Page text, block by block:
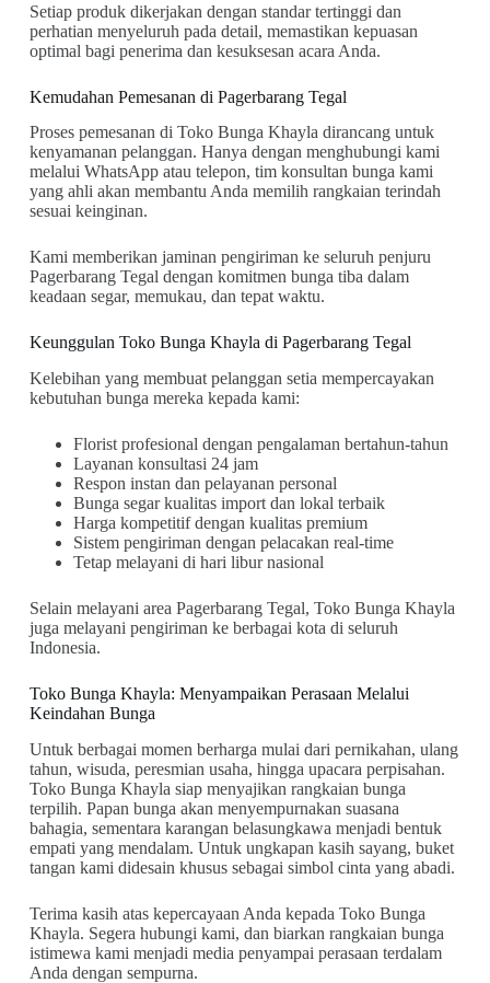
Setiap produk dikerjakan dengan standar tertinggi dan
perhatian menyeluruh pada detail, memastikan kepuasan
optimal bagi penerima dan kesuksesan acara Anda.
Kemudahan Pemesanan di Pagerbarang Tegal
Proses pemesanan di Toko Bunga Khayla dirancang untuk
kenyamanan pelanggan. Hanya dengan menghubungi kami
melalui WhatsApp atau telepon, tim konsultan bunga kami
yang ahli akan membantu Anda memilih rangkaian terindah
sesuai keinginan.
Kami memberikan jaminan pengiriman ke seluruh penjuru
Pagerbarang Tegal dengan komitmen bunga tiba dalam
keadaan segar, memukau, dan tepat waktu.
Keunggulan Toko Bunga Khayla di Pagerbarang Tegal
Kelebihan yang membuat pelanggan setia mempercayakan
kebutuhan bunga mereka kepada kami:
Florist profesional dengan pengalaman bertahun-tahun
Layanan konsultasi 24 jam
Respon instan dan pelayanan personal
Bunga segar kualitas import dan lokal terbaik
Harga kompetitif dengan kualitas premium
Sistem pengiriman dengan pelacakan real-time
Tetap melayani di hari libur nasional
Selain melayani area Pagerbarang Tegal, Toko Bunga Khayla
juga melayani pengiriman ke berbagai kota di seluruh
Indonesia.
Toko Bunga Khayla: Menyampaikan Perasaan Melalui
Keindahan Bunga
Untuk berbagai momen berharga mulai dari pernikahan, ulang
tahun, wisuda, peresmian usaha, hingga upacara perpisahan.
Toko Bunga Khayla siap menyajikan rangkaian bunga
terpilih. Papan bunga akan menyempurnakan suasana
bahagia, sementara karangan belasungkawa menjadi bentuk
empati yang mendalam. Untuk ungkapan kasih sayang, buket
tangan kami didesain khusus sebagai simbol cinta yang abadi.
Terima kasih atas kepercayaan Anda kepada Toko Bunga
Khayla. Segera hubungi kami, dan biarkan rangkaian bunga
istimewa kami menjadi media penyampai perasaan terdalam
Anda dengan sempurna.